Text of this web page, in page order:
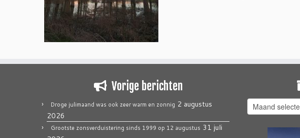
Vorige berichten
Droge julimaand was ook zeer warm en zonnig 2 augustus
2026
Grootste zonsverduistering sinds 1999 op 12 augustus 31 juli
Berichtenarchief